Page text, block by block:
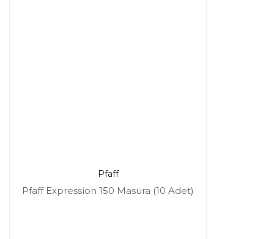
Pfaff
Pfaff Expression 150 Masura (10 Adet)